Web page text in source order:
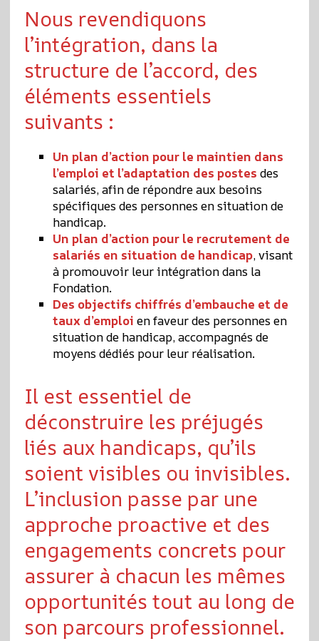
Nous revendiquons
l’intégration, dans la
structure de l’accord, des
éléments essentiels
suivants :
Un plan d’action pour le maintien dans
l’emploi et l’adaptation des postes des
salariés, afin de répondre aux besoins
spécifiques des personnes en situation de
handicap.
Un plan d’action pour le recrutement de
salariés en situation de handicap, visant
à promouvoir leur intégration dans la
Fondation.
Des objectifs chiffrés d’embauche et de
taux d’emploi en faveur des personnes en
situation de handicap, accompagnés de
moyens dédiés pour leur réalisation.
Il est essentiel de
déconstruire les préjugés
liés aux handicaps, qu’ils
soient visibles ou invisibles.
L’inclusion passe par une
approche proactive et des
engagements concrets pour
assurer à chacun les mêmes
opportunités tout au long de
son parcours professionnel.